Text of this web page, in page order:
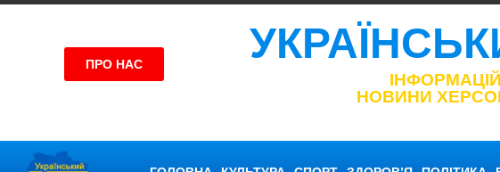
ПРО НАС
НОВИНИ